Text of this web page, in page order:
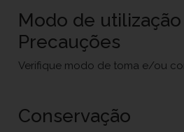
Modo de
Precauções
Verifique modo de toma e/ou
Conservação